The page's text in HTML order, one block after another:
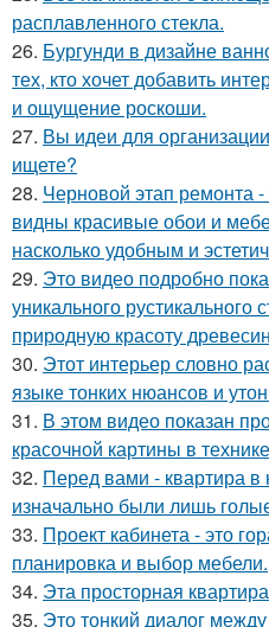
расплавленного стекла.
26. Бургунди в дизайне
тех, кто хочет добавить
и ощущение роскоши.
27. Вы идеи для
ищете?
28. Черновой этап ремонта
видны красивые обои и
насколько удобным и
29. Это видео подробно
уникального рустикального
природную красоту
30. Этот интерьер словно
языке тонких нюансов и
31. В этом видео показан
красочной картины в
32. Перед вами - квартира в
изначально были лишь
33. Проект кабинета - это
планировка и выбор мебели.
34. Эта просторная
35. Это тонкий диалог